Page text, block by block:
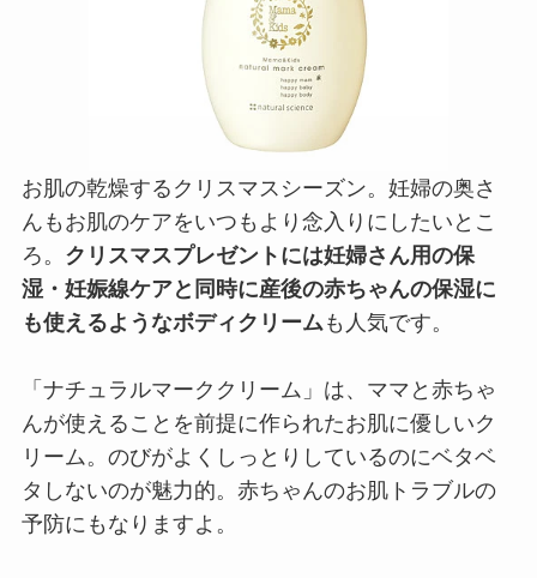
お肌の乾燥するクリスマスシーズン。妊婦の奥さ
んもお肌のケアをいつもより念入りにしたいとこ
ろ。 クリスマスプレゼントには妊婦さん用の保
湿・妊娠線ケアと同時に産後の赤ちゃんの保湿に
も使えるようなボディクリーム も人気です。
「ナチュラルマーククリーム」は、ママと赤ちゃ
んが使えることを前提に作られたお肌に優しいク
リーム。のびがよくしっとりしているのにベタベ
タしないのが魅力的。赤ちゃんのお肌トラブルの
予防にもなりますよ。